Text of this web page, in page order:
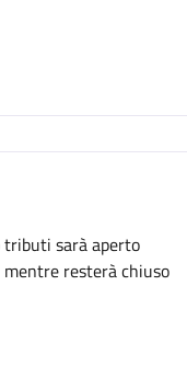
tributi sarà aperto
resterà chiuso